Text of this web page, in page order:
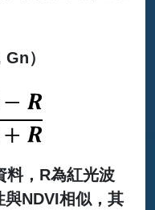
）
料，R為紅光波
NDVI相似，其